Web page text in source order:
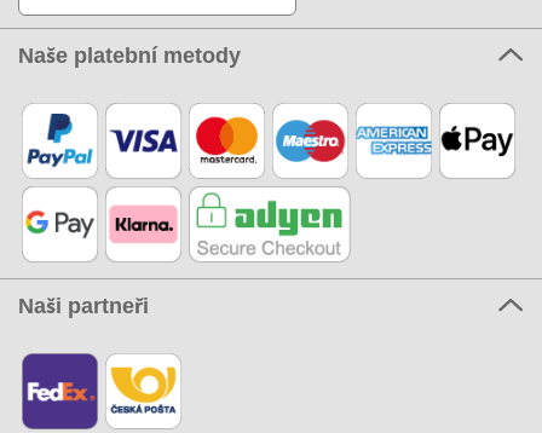
Naše platební metody
Naši partneři